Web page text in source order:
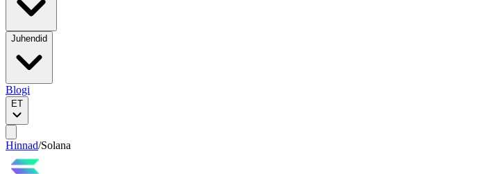
Juhendid
Blogi
ET
Hinnad/Solana